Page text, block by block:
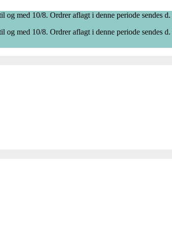
med 10/8. Ordrer aflagt i denne periode sendes
med 10/8. Ordrer aflagt i denne periode sendes